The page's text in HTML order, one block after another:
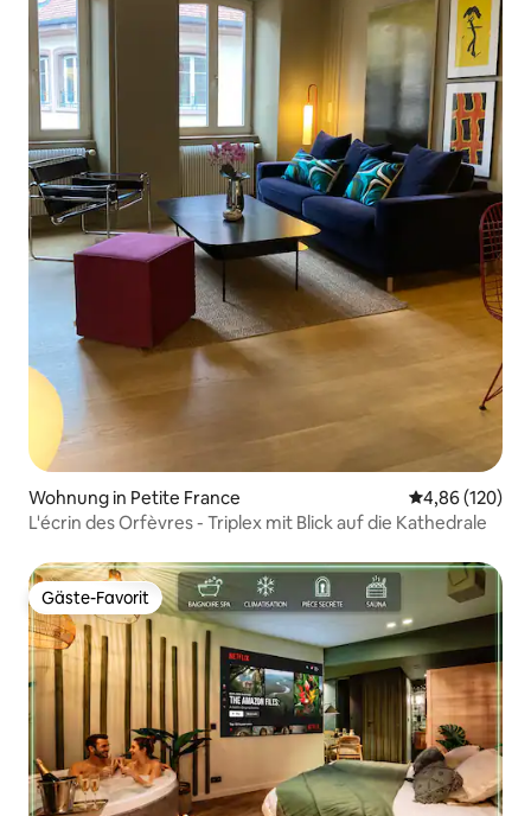
Wohnung in Petite France
4,86 (120)
L'écrin des Orfèvres - Triplex mit Blick auf die Kathedrale
Gäste-Favorit
Gäste-Favorit